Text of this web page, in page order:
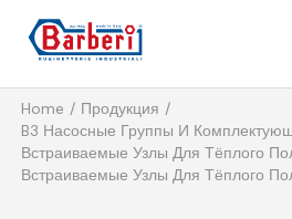
Home
Продукция
B3 Насосные Группы И
Встраиваемые Узлы Для Тёплого
Встраиваемые Узлы Для Тёплого